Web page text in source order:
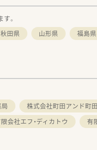
。
秋田県 山形県 福島県
株式会社町田アンド町
会社エフ・ディカトウ 有